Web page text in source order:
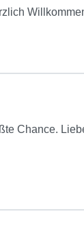
Chance.